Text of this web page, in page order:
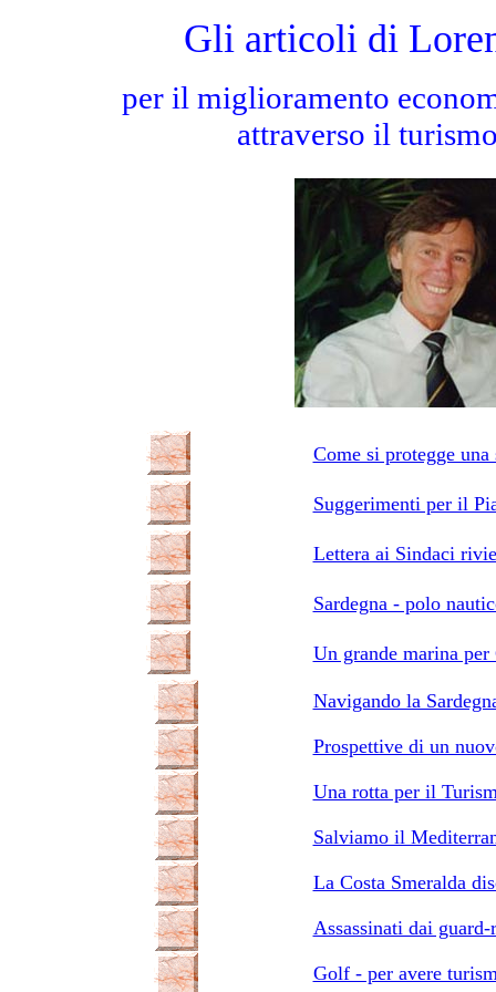
Gli articoli di
per il miglioramento
attraverso il
Come si protegge
Suggerimenti per il
Lettera ai Sindaci
Sardegna - polo
Un grande marina
Navigando la
Prospettive di un
Una rotta per il
Salviamo il
La Costa Smeralda
Assassinati dai
Golf - per avere